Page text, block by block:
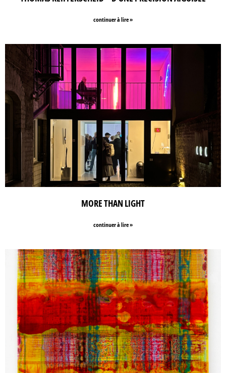
continuer à lire »
MORE THAN LIGHT
continuer à lire »